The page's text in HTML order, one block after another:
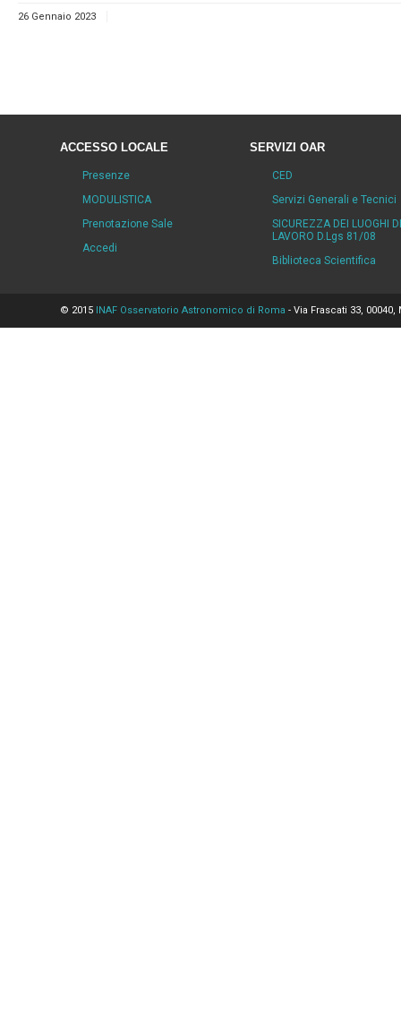
26 Gennaio 2023
ACCESSO LOCALE
Presenze
MODULISTICA
Prenotazione Sale
Accedi
SERVIZI OAR
CED
Servizi Generali e Tecnici
SICUREZZA DEI LUOGHI DI
LAVORO D.Lgs 81/08
Biblioteca Scientifica
© 2015 INAF Osservatorio Astronomico di Roma - Via Frascati 33,